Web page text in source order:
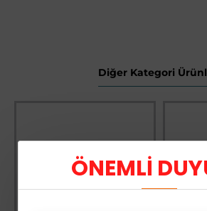
ÖNEMLİ
Diğer Kategori